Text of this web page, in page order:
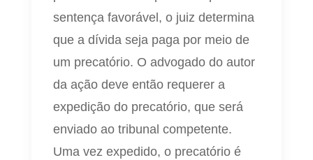
sentença favorável, o juiz determina
que a dívida seja paga por meio de
um precatório. O advogado do autor
da ação deve então requerer a
expedição do precatório, que será
enviado ao tribunal competente.
Uma vez expedido, o precatório é